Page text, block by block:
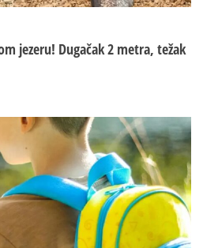
jezeru! Dugačak 2 metra, težak